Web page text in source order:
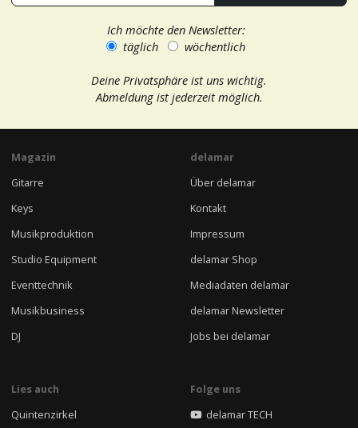
Ich möchte den Newsletter:
täglich
wöchentlich
Deine Privatsphäre ist uns wichtig.
Abmeldung ist jederzeit möglich.
Magazin
Gitarre
Keys
Musikproduktion
Studio Equipment
Eventtechnik
Musikbusiness
DJ
delamar
Über delamar
Kontakt
Impressum
delamar Shop
Mediadaten delamar
delamar Newsletter
Jobs bei delamar
Lies auch
Quintenzirkel
Folge uns
delamar TECH